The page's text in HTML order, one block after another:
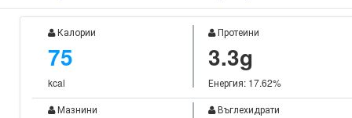
Калории
75
kcal
Протеини
3.3g
Енергия: 17.62%
Мазнини
Въглехидрати